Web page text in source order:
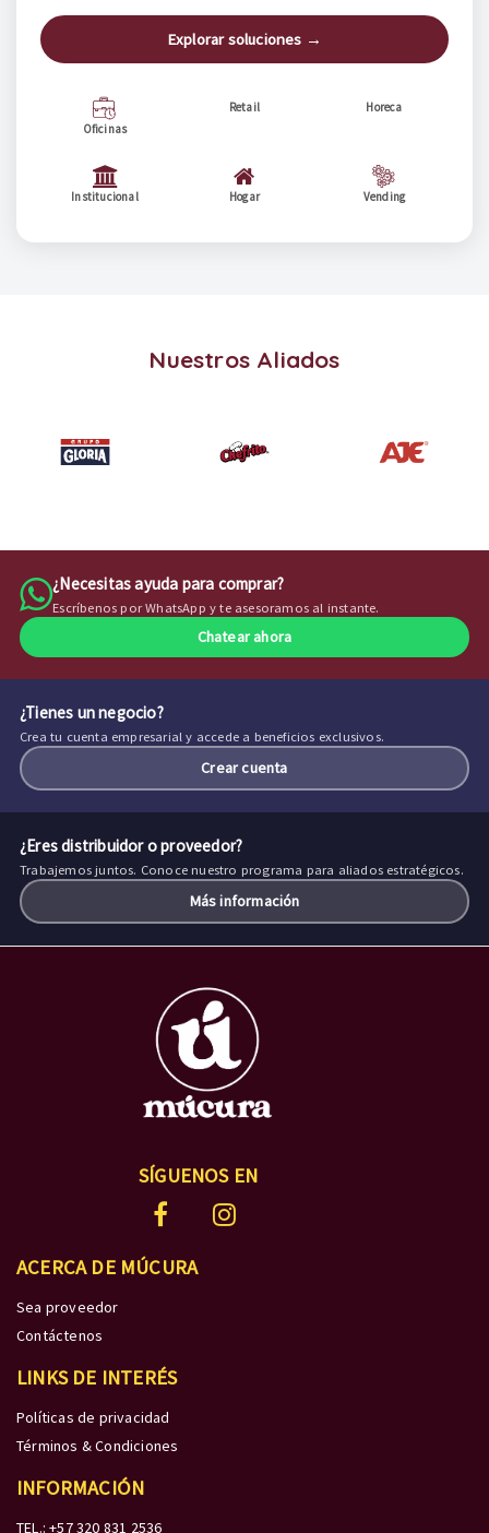
Explorar soluciones →
Oficinas
Retail Horeca
Institucional Hogar Vending
Nuestros Aliados
¿Necesitas ayuda para comprar?
Escríbenos por WhatsApp y te asesoramos al instante.
Chatear ahora
¿Tienes un negocio?
Crea tu cuenta empresarial y accede a beneficios exclusivos.
Crear cuenta
¿Eres distribuidor o proveedor?
Trabajemos juntos. Conoce nuestro programa para aliados estratégicos.
Más información
SÍGUENOS EN
ACERCA DE MÚCURA
Sea proveedor
Contáctenos
LINKS DE INTERÉS
Políticas de privacidad
Términos & Condiciones
INFORMACIÓN
TEL.: +57 320 831 2536